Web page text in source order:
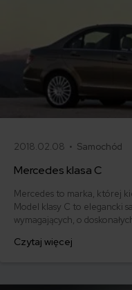
2018.02.08 • Samochód
Mercedes klasa C
Mercedes to marka, której
Model klasy C to elegancki
wymagających, o
ceny OC dla tego modelu
Czytaj więcej